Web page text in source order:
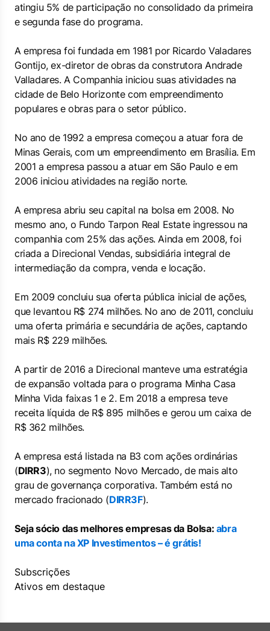
atingiu 5% de participação no consolidado da primeira
e segunda fase do programa.
A empresa foi fundada em 1981 por Ricardo Valadares
Gontijo, ex-diretor de obras da construtora Andrade
Valladares. A Companhia iniciou suas atividades na
cidade de Belo Horizonte com empreendimento
populares e obras para o setor público.
No ano de 1992 a empresa começou a atuar fora de
Minas Gerais, com um empreendimento em Brasília. Em
2001 a empresa passou a atuar em São Paulo e em
2006 iniciou atividades na região norte.
A empresa abriu seu capital na bolsa em 2008. No
mesmo ano, o Fundo Tarpon Real Estate ingressou na
companhia com 25% das ações. Ainda em 2008, foi
criada a Direcional Vendas, subsidiária integral de
intermediação da compra, venda e locação.
Em 2009 concluiu sua oferta pública inicial de ações,
que levantou R$ 274 milhões. No ano de 2011, concluiu
uma oferta primária e secundária de ações, captando
mais R$ 229 milhões.
A partir de 2016 a Direcional manteve uma estratégia
de expansão voltada para o programa Minha Casa
Minha Vida faixas 1 e 2. Em 2018 a empresa teve
receita líquida de R$ 895 milhões e gerou um caixa de
R$ 362 milhões.
A empresa está listada na B3 com ações ordinárias
(DIRR3), no segmento Novo Mercado, de mais alto
grau de governança corporativa. Também está no
mercado fracionado (DIRR3F).
Seja sócio das melhores empresas da Bolsa: abra
uma conta na XP Investimentos – é grátis!
Subscrições
Ativos em destaque